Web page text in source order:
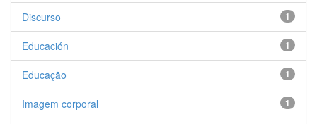
1
Discurso
1
Educación
1
Educação
1
Imagem corporal